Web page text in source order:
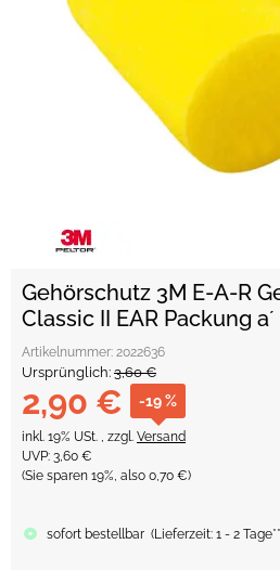
Gehörschutz 3M E-A-R
Classic II EAR Packung a´
Artikelnummer: 2022636
Ursprünglich: 3,60 €
2,90 € -19 %
inkl. 19% USt. , zzgl. Versand
UVP: 3,60 €
(Sie sparen 19%, also 0,70 €)
sofort bestellbar (Lieferzeit: 1 - 2 Tage**